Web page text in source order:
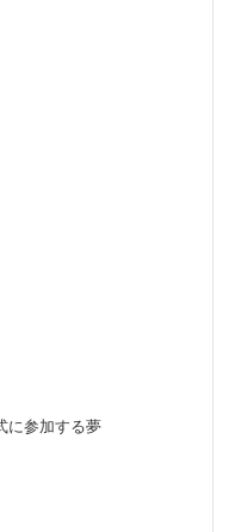
に参加する夢